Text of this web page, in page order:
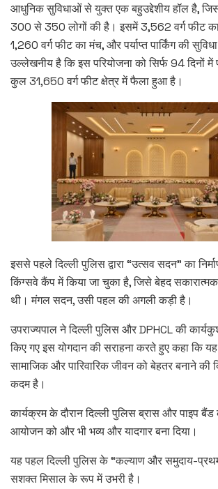
आधुनिक सुविधाओं से युक्त एक बहुउद्देशीय हॉल है,
300 से 350 लोगों की है। इसमें 3,562 वर्ग फीट
1,260 वर्ग फीट का मंच, और पर्याप्त पार्किंग की
उल्लेखनीय है कि इस परियोजना को सिर्फ 94 दिनों में
कुल 31,650 वर्ग फीट क्षेत्र में फैला हुआ है।
इससे पहले दिल्ली पुलिस द्वारा “उत्सव सदन” का
किंग्सवे कैंप में किया जा चुका है, जिसे बेहद सकारात्मक
थी। मंगल सदन, उसी पहल की अगली कड़ी है।
उपराज्यपाल ने दिल्ली पुलिस और DPHCL की
किए गए इस योगदान की सराहना करते हुए कहा कि
सामाजिक और पारिवारिक जीवन को बेहतर बनाने की
कदम है।
कार्यक्रम के दौरान दिल्ली पुलिस ब्रास और पाइप
आयोजन को और भी भव्य और यादगार बना दिया।
यह पहल दिल्ली पुलिस के “कल्याण और समुदाय-
सशक्त मिसाल के रूप में उभरी है।